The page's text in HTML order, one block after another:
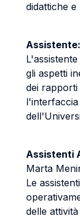
didattiche
gli aspetti
dei
Assistenti
Marta
Le
delle